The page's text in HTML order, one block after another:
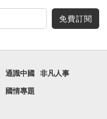
免費訂閱
通識中國 非凡人事
國情專題